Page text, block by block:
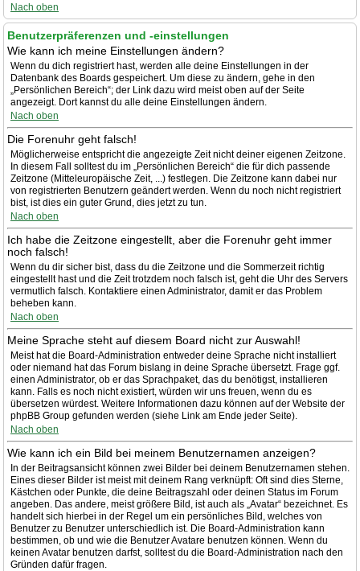
Nach oben
Benutzerpräferenzen und -einstellungen
Wie kann ich meine Einstellungen ändern?
Wenn du dich registriert hast, werden alle deine Einstellungen in der
Datenbank des Boards gespeichert. Um diese zu ändern, gehe in den
„Persönlichen Bereich“; der Link dazu wird meist oben auf der Seite
angezeigt. Dort kannst du alle deine Einstellungen ändern.
Nach oben
Die Forenuhr geht falsch!
Möglicherweise entspricht die angezeigte Zeit nicht deiner eigenen Zeitzone.
In diesem Fall solltest du im „Persönlichen Bereich“ die für dich passende
Zeitzone (Mitteleuropäische Zeit, ...) festlegen. Die Zeitzone kann dabei nur
von registrierten Benutzern geändert werden. Wenn du noch nicht registriert
bist, ist dies ein guter Grund, dies jetzt zu tun.
Nach oben
Ich habe die Zeitzone eingestellt, aber die Forenuhr geht immer
noch falsch!
Wenn du dir sicher bist, dass du die Zeitzone und die Sommerzeit richtig
eingestellt hast und die Zeit trotzdem noch falsch ist, geht die Uhr des Servers
vermutlich falsch. Kontaktiere einen Administrator, damit er das Problem
beheben kann.
Nach oben
Meine Sprache steht auf diesem Board nicht zur Auswahl!
Meist hat die Board-Administration entweder deine Sprache nicht installiert
oder niemand hat das Forum bislang in deine Sprache übersetzt. Frage ggf.
einen Administrator, ob er das Sprachpaket, das du benötigst, installieren
kann. Falls es noch nicht existiert, würden wir uns freuen, wenn du es
übersetzen würdest. Weitere Informationen dazu können auf der Website der
phpBB Group gefunden werden (siehe Link am Ende jeder Seite).
Nach oben
Wie kann ich ein Bild bei meinem Benutzernamen anzeigen?
In der Beitragsansicht können zwei Bilder bei deinem Benutzernamen stehen.
Eines dieser Bilder ist meist mit deinem Rang verknüpft: Oft sind dies Sterne,
Kästchen oder Punkte, die deine Beitragszahl oder deinen Status im Forum
angeben. Das andere, meist größere Bild, ist auch als „Avatar“ bezeichnet. Es
handelt sich hierbei in der Regel um ein persönliches Bild, welches von
Benutzer zu Benutzer unterschiedlich ist. Die Board-Administration kann
bestimmen, ob und wie die Benutzer Avatare benutzen können. Wenn du
keinen Avatar benutzen darfst, solltest du die Board-Administration nach den
Gründen dafür fragen.